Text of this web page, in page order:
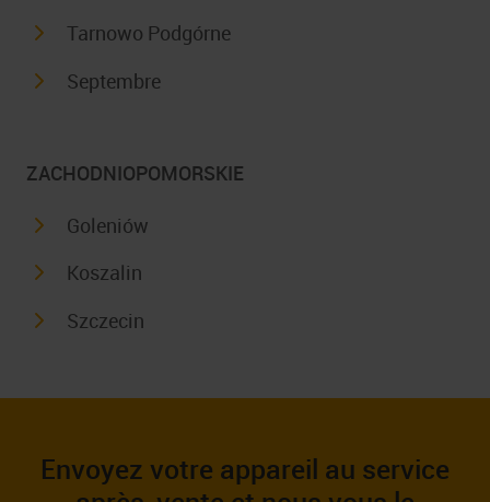
Tarnowo Podgórne
Septembre
ZACHODNIOPOMORSKIE
Goleniów
Koszalin
Szczecin
Envoyez votre appareil au service